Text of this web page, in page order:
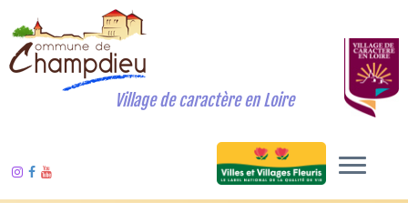
Village de caractère en Loire